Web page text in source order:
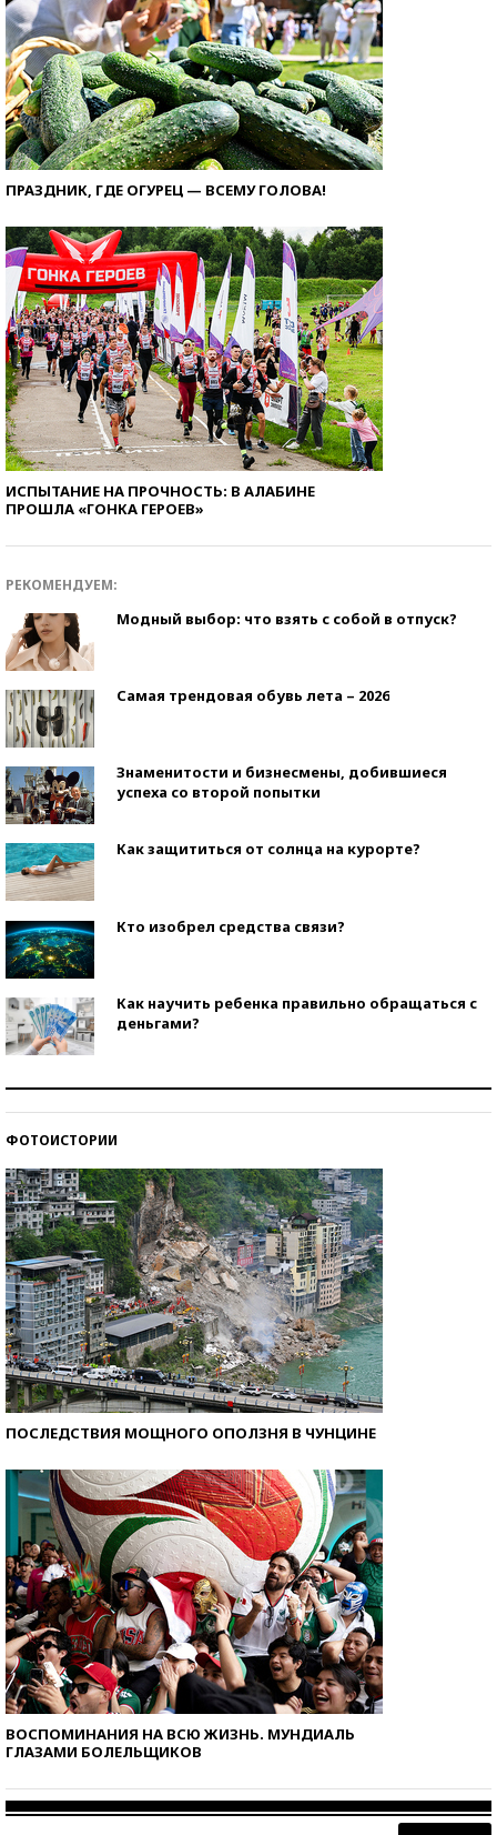
ПРАЗДНИК, ГДЕ ОГУРЕЦ — ВСЕМУ ГОЛОВА!
ИСПЫТАНИЕ НА ПРОЧНОСТЬ: В АЛАБИНЕ
ПРОШЛА «ГОНКА ГЕРОЕВ»
РЕКОМЕНДУЕМ:
Модный выбор: что взять с собой в отпуск?
Самая трендовая обувь лета – 2026
Знаменитости и бизнесмены, добившиеся
успеха со второй попытки
Как защититься от солнца на курорте?
Кто изобрел средства связи?
Как научить ребенка правильно обращаться с
деньгами?
ФОТОИСТОРИИ
ПОСЛЕДСТВИЯ МОЩНОГО ОПОЛЗНЯ В ЧУНЦИНЕ
ВОСПОМИНАНИЯ НА ВСЮ ЖИЗНЬ. МУНДИАЛЬ
ГЛАЗАМИ БОЛЕЛЬЩИКОВ